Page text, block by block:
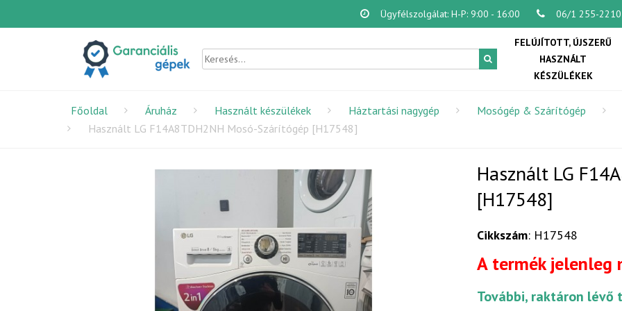
Ügyfélszolgálat: H-P: 9:00 - 16:00 06/1 255-2210
FELÚJÍTOTT, ÚJSZERŰ
HASZNÁLT
KÉSZÜLÉKEK
Főoldal Áruház Használt készülékek Háztartási nagygép Mosógép & Szárítógép
Használt LG F14A8TDH2NH Mosó-Szárítógép [H17548]
Használt LG
[H17548]
Cikkszám: H17548
A termék jelenleg
További, raktáron lévő